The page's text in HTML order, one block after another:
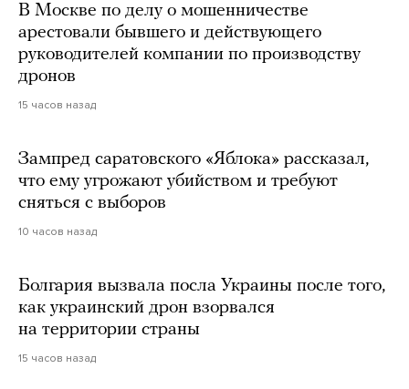
В Москве по делу о мошенничестве
арестовали бывшего и действующего
руководителей компании по производству
дронов
15 часов назад
Зампред саратовского «Яблока» рассказал,
что ему угрожают убийством и требуют
сняться с выборов
10 часов назад
Болгария вызвала посла Украины после того,
как украинский дрон взорвался
на территории страны
15 часов назад